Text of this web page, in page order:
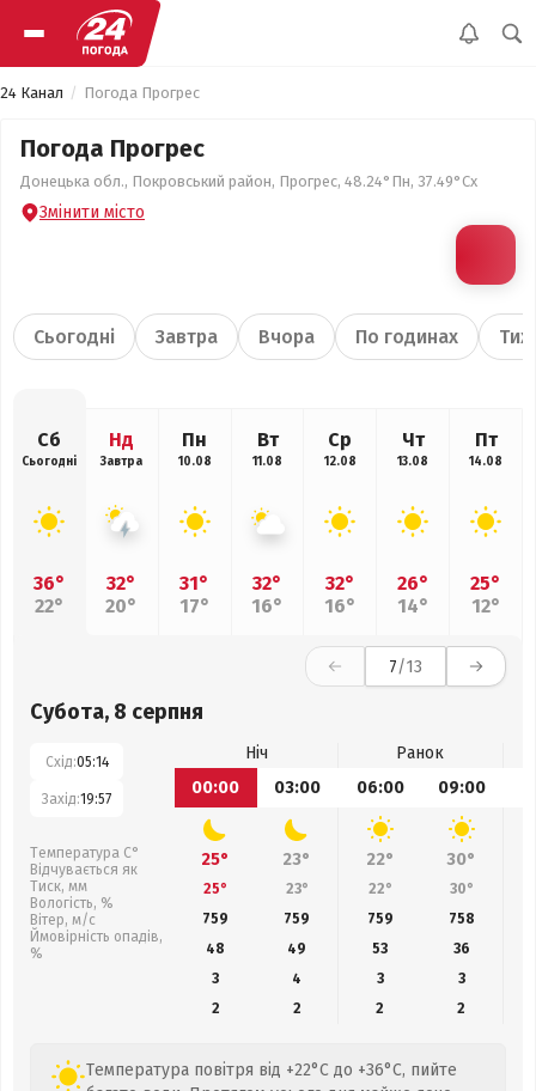
24 Канал Погода Прогрес
Погода Прогрес
Донецька обл., Покровський район, Прогрес, 48.24°Пн, 37.49°Сх
Змінити місто
Сьогодні Завтра Вчора По годинах
Сб
Сьогодні
36°
22°
Нд
Завтра
32°
20°
Пн
10.08
31°
17°
Вт
11.08
32°
16°
Ср
12.08
32°
16°
Чт
13.08
26°
14°
Пт
14.08
25°
12°
7/13
Субота, 8 серпня
Схід:05:14
Захід:19:57
Температура С°
Відчувається як
Тиск, мм
Вологість, %
Вітер, м/с
Ймовірність опадів,
%
Ніч
Ранок
00:00
03:00 06:00 09:00
25° 23° 22° 30°
25° 23° 22° 30°
759
759 759 758
48
49 53 36
3
4 3
3
2
2 2 2
Температура повітря від +22°C до +36°C, пийте